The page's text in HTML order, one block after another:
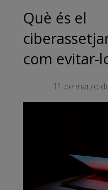
Què és el
com evitar-
11 de marzo